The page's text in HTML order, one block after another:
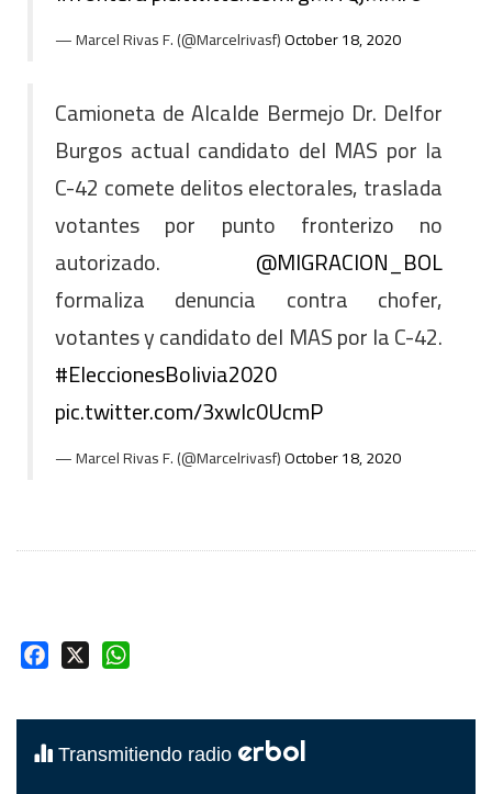
— Marcel Rivas F. (@Marcelrivasf)October 18, 2020
Camioneta de Alcalde Bermejo Dr. Delfor
Burgos actual candidato del MAS por la
C-42 comete delitos electorales, traslada
votantes por punto fronterizo no
autorizado. @MIGRACION_BOL
formaliza denuncia contra chofer,
votantes y candidato del MAS por la C-42.
#EleccionesBolivia2020
pic.twitter.com/3xwIc0UcmP
— Marcel Rivas F. (@Marcelrivasf)October 18, 2020
Facebook
Transmitiendo radio erbol